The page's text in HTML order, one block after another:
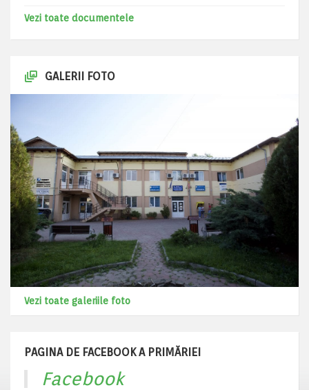
Vezi toate documentele
GALERII FOTO
Vezi toate galeriile foto
PAGINA DE FACEBOOK A PRIMĂRIEI
Facebook